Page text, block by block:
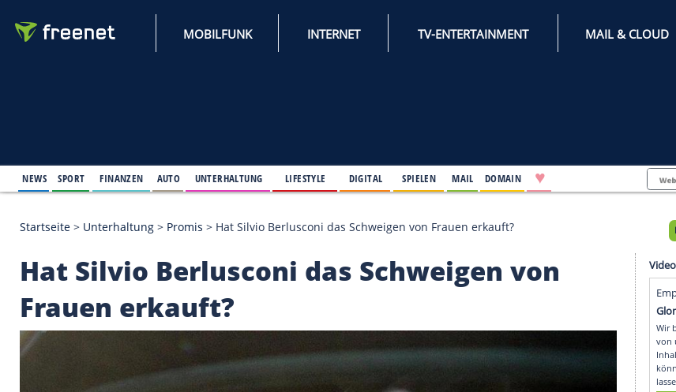
MOBILFUNK INTERNET TV-ENTERTAINMENT
Startseite > Unterhaltung > Promis >Hat Silvio Berlusconi das Schweigen von Frauen erkauft?
Hat Silvio Berlusconi das Schweigen von
Frauen erkauft?